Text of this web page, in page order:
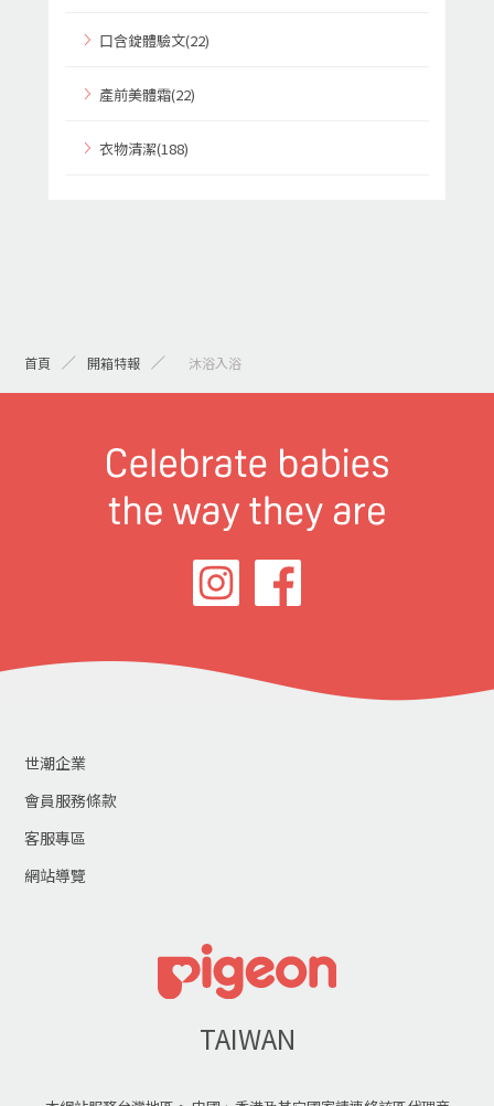
口含錠體驗文(22)
產前美體霜(22)
衣物清潔(188)
首頁 開箱特報 > 沐浴入浴
世潮企業
會員服務條款
客服專區
網站導覽
TAIWAN